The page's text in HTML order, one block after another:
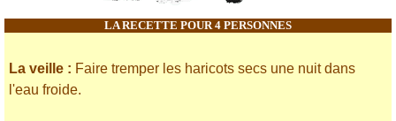
LA RECETTE POUR 4 PERSONNES
La veille : Faire tremper les haricots secs une nuit dans
l'eau froide.